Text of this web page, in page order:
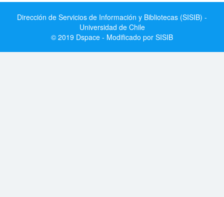
Dirección de Servicios de Información y Bibliotecas (SISIB) -
Universidad de Chile
© 2019 Dspace - Modificado por SISIB